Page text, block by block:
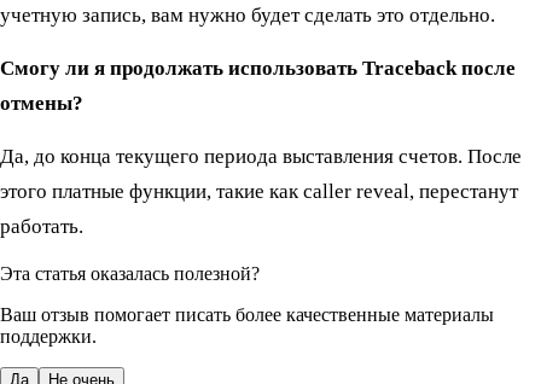
учетную запись, вам нужно будет сделать это отдельно.
Смогу ли я продолжать использовать Traceback после
отмены?
Да, до конца текущего периода выставления счетов. После
этого платные функции, такие как caller reveal, перестанут
работать.
Эта статья оказалась полезной?
Ваш отзыв помогает писать более качественные материалы
поддержки.
Да Не очень